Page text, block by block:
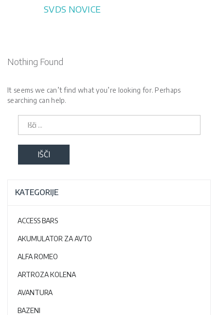
SVDS NOVICE
Nothing Found
It seems we can’t find what you’re looking for. Perhaps
searching can help.
KATEGORIJE
ACCESS BARS
AKUMULATOR ZA AVTO
ALFA ROMEO
ARTROZA KOLENA
AVANTURA
BAZENI